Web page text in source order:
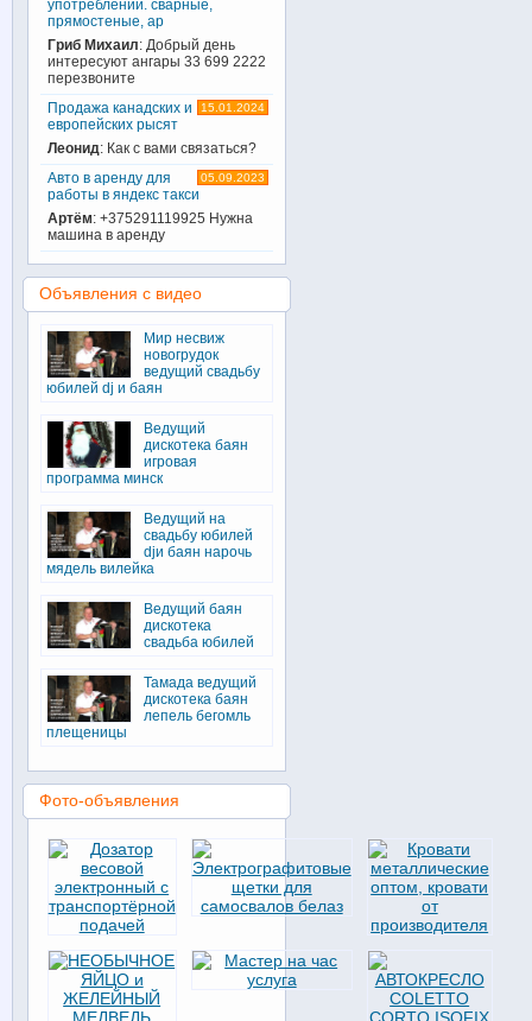
употреблении. сварные,
прямостеные, ар
Гриб Михаил: Добрый день
интересуют ангары 33 699 2222
перезвоните
15.01.2024
Продажа канадских и
европейских рысят
Леонид: Как с вами связаться?
05.09.2023
Авто в аренду для
работы в яндекс такси
Артём: +375291119925 Нужна
машина в аренду
Объявления с видео
Мир несвиж
новогрудок
ведущий свадьбу
юбилей dj и баян
Ведущий
дискотека баян
игровая
программа минск
Ведущий на
свадьбу юбилей
djи баян нарочь
мядель вилейка
Ведущий баян
дискотека
свадьба юбилей
Тамада ведущий
дискотека баян
лепель бегомль
плещеницы
Фото-объявления